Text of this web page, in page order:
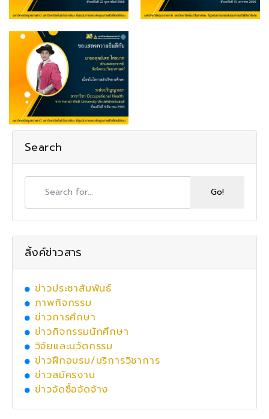
Search
ลิ้งค์ข่าวสาร
ข่าวประชาสัมพันธ์
ภาพกิจกรรม
ข่าวการศึกษา
ข่าวกิจกรรมนักศึกษา
วิจัยและนวัตกรรม
ข่าวฝึกอบรม/บริการวิชาการ
ข่าวสมัครงาน
ข่าวจัดซื้อจัดจ้าง